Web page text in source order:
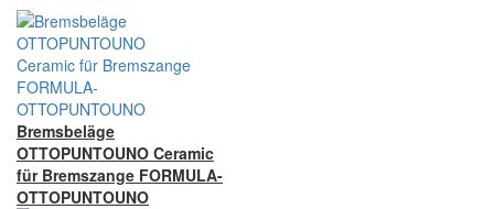
Bremsbeläge
OTTOPUNTOUNO Ceramic
für Bremszange FORMULA-
OTTOPUNTOUNO